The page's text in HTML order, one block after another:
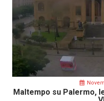
Maltempo su Palermo,